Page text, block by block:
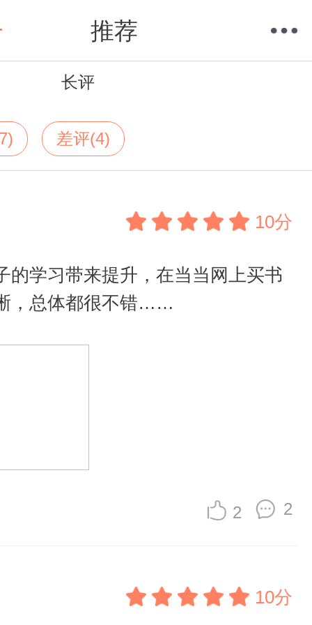
推荐
长评
差评(4)
10分
的学习带来提升，在当当网上买书
，总体都很不错……
2
2
10分